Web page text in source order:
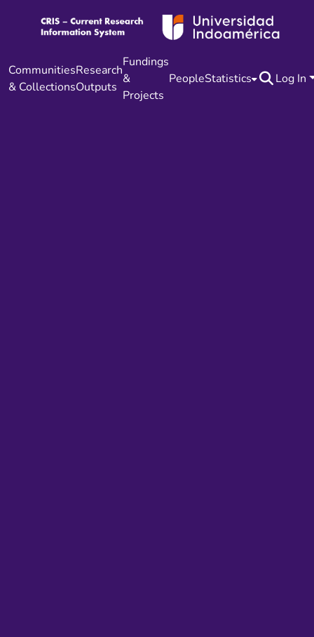
Communities
& Collections
Research
Outputs
Fundings
&
Projects
PeopleStatistics Log In